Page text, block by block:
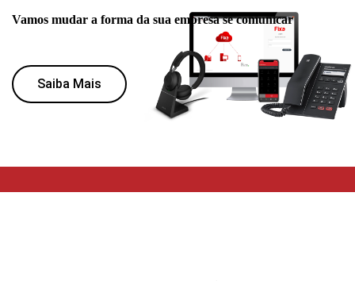
Vamos mudar a forma da sua empresa se comunicar
Saiba Mais